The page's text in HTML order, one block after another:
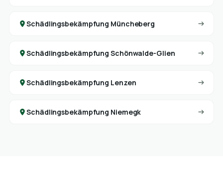
Schädlingsbekämpfung Müncheberg
Schädlingsbekämpfung Schönwalde-Glien
Schädlingsbekämpfung Lenzen
Schädlingsbekämpfung Niemegk